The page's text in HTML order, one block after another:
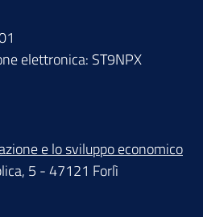
elettronica: ST9NPX
e lo sviluppo economico
5 - 47121 Forlì